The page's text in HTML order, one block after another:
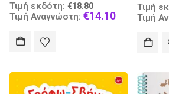
Τιμή εκδότη: €18.80
price
Τιμή Αναγνώστη: €14.10Current
€14.10.
Τιμή
Τιμή